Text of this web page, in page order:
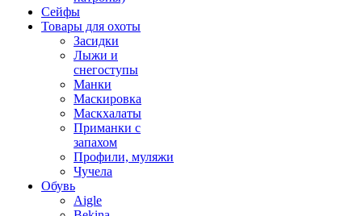
Сейфы
Товары для охоты
Засидки
Лыжи и
снегоступы
Манки
Маскировка
Маскхалаты
Приманки с
запахом
Профили, муляжи
Чучела
Обувь
Aigle